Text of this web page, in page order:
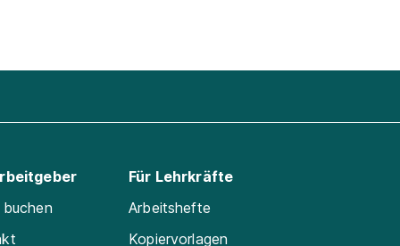
Für Lehrkräfte
Arbeitshefte
Kopiervorlagen